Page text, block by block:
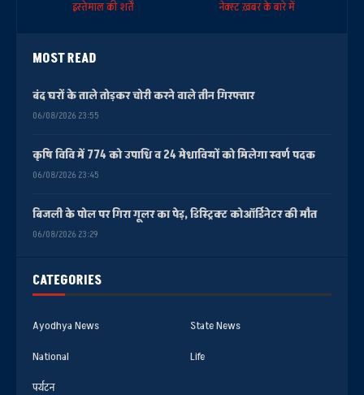
CATEGORIES
Ayodhya News
State News
National
Life
पर्यटन
इस्तेमाल की शर्तें
नेक्स्ट ख़बर के बारे में
MOST READ
बंद घरों के ताले तोड़कर चोरी करने वाले तीन गिरफ्तार
06/08/2026 23:55
कृषि विवि में 774 को उपाधि व 24 मेधावियों को मिलेगा स्वर्ण पदक
06/08/2026 23:45
बिजली के पोल पर गिरा गूलर का पेड़, डिस्ट्रिक्ट कोऑर्डिनेटर की मौत
06/08/2026 23:29